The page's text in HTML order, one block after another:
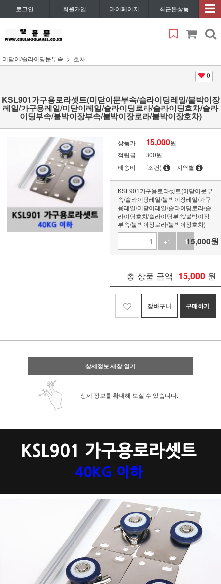
로그인 회원가입 마이페이지 최근본상품
미닫이/슬라이딩문부속 호차
0
KSL901가구용로라셋트(미닫이문부속/슬라이딩레일/붙박이장
레일/가구용레일/미닫이레일/슬라이딩로라/슬라이딩호차/슬라
이딩부속/붙박이장부속/붙박이장로라/붙박이장호차)
상품가 15,000원
적립금
300원
배송비
(조건) 지역별
KSL901가구용로라셋트(미닫이문부
속/슬라이딩레일/붙박이장레일/가구
용레일/미닫이레일/슬라이딩로라/슬
라이딩호차/슬라이딩부속/붙박이장
부속/붙박이장로라/붙박이장호차)
+1
-115,000원
총 상품 금액 15,000 원
장바구니 구매하기
상세정보 새창 열기
상세 정보를 확대해 보실 수 있습니다.